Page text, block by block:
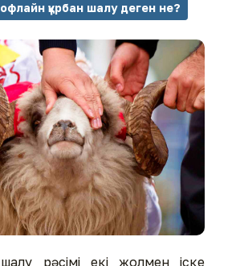
құрбан шалу деген не?
рәсімі екі жолмен іске